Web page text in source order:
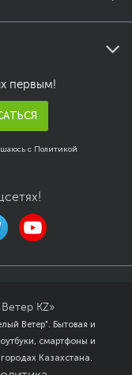
первым!
с Политикой
KZ»
Ветер". Бытовая и
смартфоны и
Казахстана.